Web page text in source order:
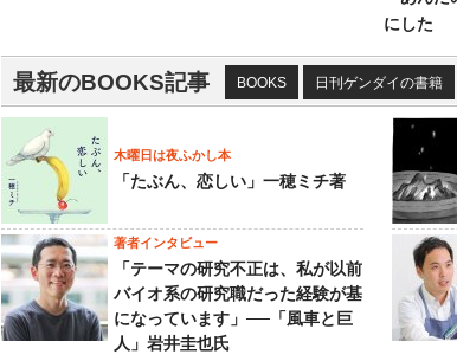
にした
最新のBOOKS記事 BOOKS 日刊ゲンダイの書籍
木曜日は夜ふかし本
「たぶん、恋しい」一穂ミチ著
著者インタビュー
「テーマの研究不正は、私が以前
バイオ系の研究職だった経験が基
になっています」──「風車と巨
人」岩井圭也氏